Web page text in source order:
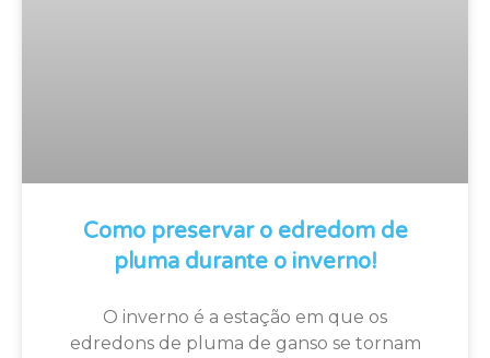
Como preservar o edredom de
pluma durante o inverno!
O inverno é a estação em que os
edredons de pluma de ganso se tornam